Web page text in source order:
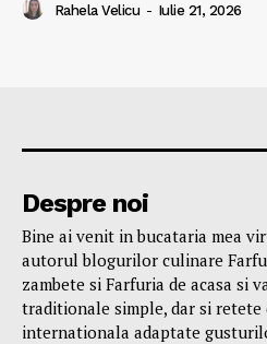
Rahela Velicu - Iulie 21, 2026
Despre noi
Bine ai venit in bucataria mea
autorul blogurilor culinare
zambete si Farfuria de acasa si
traditionale simple, dar si retete
internationala adaptate